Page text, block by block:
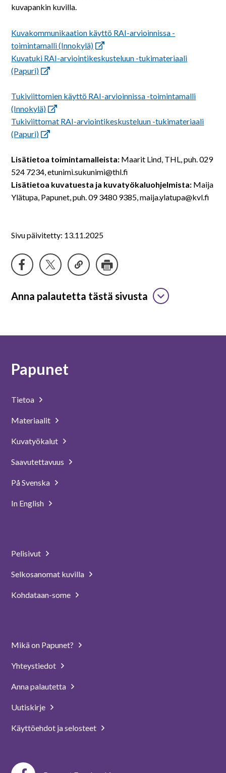
kuvapankin kuvilla.
Kuvakommunikaation käyttö RAI-arvioinnissa -
toimintamalli (Innokylä)
Kuvatuki RAI-arviointikeskusteluun -tukimateriaali
(Papuri)
Tukiviittomien käyttö RAI-arvioinnissa -toimintamalli
(Innokylä)
Tukiviittomat RAI-arviointikeskusteluun -tukimateriaali
(Papuri)
Lisätietoa toimintamalleista: Maarit Lind, THL, puh. 029
524 7234, etunimi.sukunimi@thl.fi
Lisätietoa kuvatuesta ja kuvatyökaluohjelmista: Maija
Ylätupa, Papunet, puh. 09 3480 9385, maija.ylatupa@kvl.fi
Sivu päivitetty: 13.11.2025
Anna palautetta tästä sivusta
Papunet
Tietoa
Materiaalit
Kuvatyökalut
Saavutettavuus
På Svenska
In English
Pelisivut
Selkosanomat kuvilla
Kohdataan-some
Mikä on Papunet?
Yhteystiedot
Anna palautetta
Uutiskirje
Käyttöehdot ja selosteet